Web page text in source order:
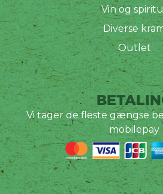
Vin og
Diverse
Outlet
Vi tager de fleste gængse
mobilepay